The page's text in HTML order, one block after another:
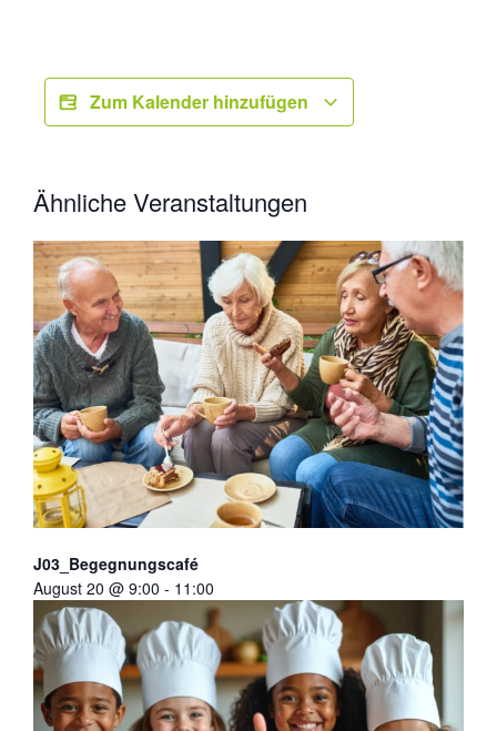
Zum Kalender hinzufügen
Ähnliche Veranstaltungen
J03_Begegnungscafé
August 20 @ 9:00 - 11:00